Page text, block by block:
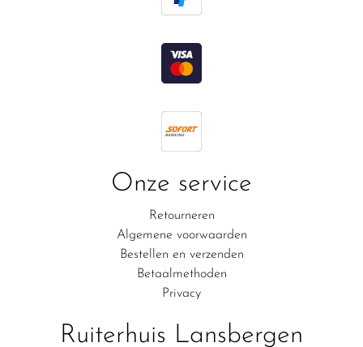
Onze service
Retourneren
Algemene voorwaarden
Bestellen en verzenden
Betaalmethoden
Privacy
Ruiterhuis Lansbergen